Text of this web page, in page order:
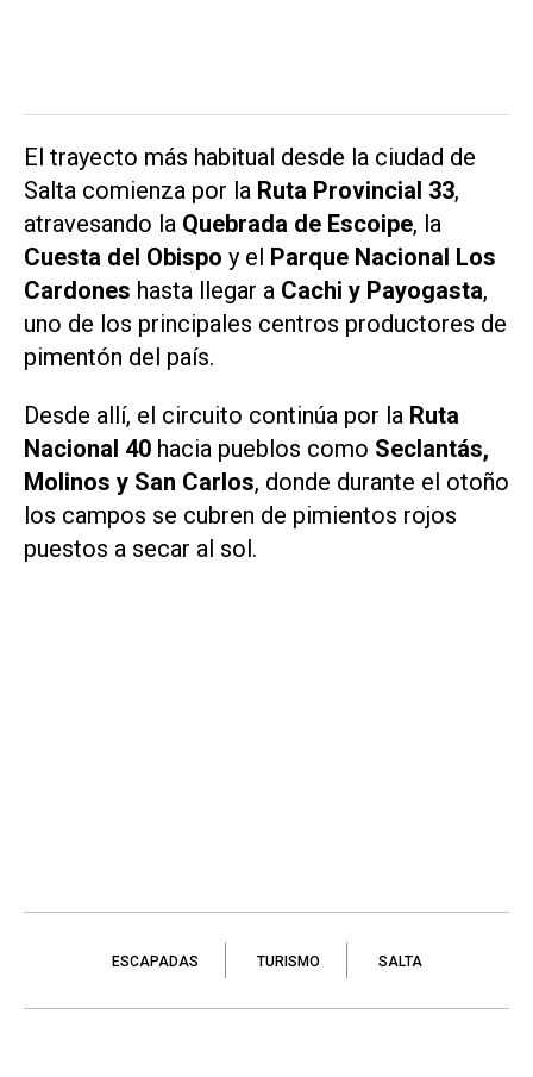
El trayecto más habitual desde la ciudad de
Salta comienza por la Ruta Provincial 33,
atravesando la Quebrada de Escoipe, la
Cuesta del Obispo y el Parque Nacional Los
Cardones hasta llegar a Cachi y Payogasta,
uno de los principales centros productores de
pimentón del país.
Desde allí, el circuito continúa por la Ruta
Nacional 40 hacia pueblos como Seclantás,
Molinos y San Carlos, donde durante el otoño
los campos se cubren de pimientos rojos
puestos a secar al sol.
ESCAPADAS TURISMO SALTA